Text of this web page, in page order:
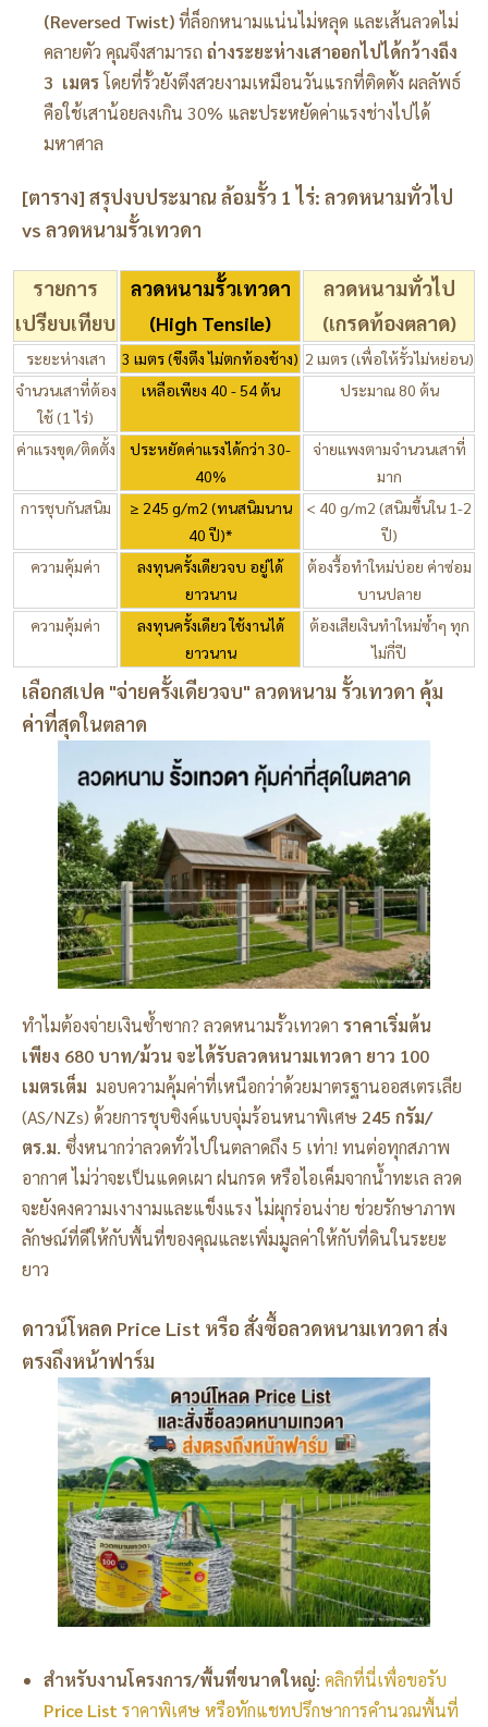
(Reversed Twist)ที่ล็อกหนามแน่นไม่หลุด และเส้นลวดไม่
คลายตัว คุณจึงสามารถ ถ่างระยะห่างเสาออกไปได้กว้างถึง
3 เมตรโดยที่รั้วยังตึงสวยงามเหมือนวันแรกที่ติดตั้ง ผลลัพธ์
คือใช้เสาน้อยลงเกิน 30% และประหยัดค่าแรงช่างไปได้
มหาศาล
[ตาราง] สรุปงบประมาณ ล้อมรั้ว 1 ไร่: ลวดหนามทั่วไป
vs ลวดหนามรั้วเทวดา
รายการ
เปรียบเทียบ
ลวดหนามรั้วเทวดา
(High Tensile)
ลวดหนามทั่วไป
(เกรดท้องตลาด)
ระยะห่างเสา 3 เมตร (ขึงตึง ไม่ตกท้องช้าง) 2 เมตร (เพื่อให้รั้วไม่หย่อน)
จำนวนเสาที่ต้อง
ใช้ (1 ไร่)
เหลือเพียง 40 - 54 ต้น ประมาณ 80 ต้น
ค่าแรงขุด/ติดตั้ง
ประหยัดค่าแรงได้กว่า 30-
40%
จ่ายแพงตามจำนวนเสาที่
มาก
การชุบกันสนิม
≥ 245 g/m2 (ทนสนิมนาน
40 ปี)*
< 40 g/m2 (สนิมขึ้นใน 1-2
ปี)
ความคุ้มค่า
ลงทุนครั้งเดียวจบ อยู่ได้
ยาวนาน
ต้องรื้อทำใหม่บ่อย ค่าซ่อม
บานปลาย
ความคุ้มค่า
ลงทุนครั้งเดียว ใช้งานได้
ยาวนาน
ต้องเสียเงินทำใหม่ซ้ำๆ ทุก
ไม่กี่ปี
เลือกสเปค "จ่ายครั้งเดียวจบ" ลวดหนาม รั้วเทวดา คุ้ม
ค่าที่สุดในตลาด
ทำไมต้องจ่ายเงินซ้ำซาก? ลวดหนามรั้วเทวดา ราคาเริ่มต้น
เพียง 680 บาท/ม้วน จะได้รับลวดหนามเทวดา ยาว 100
เมตรเต็ม มอบความคุ้มค่าที่เหนือกว่าด้วยมาตรฐานออสเตรเลีย
(AS/NZs) ด้วยการชุบซิงค์แบบจุ่มร้อนหนาพิเศษ 245 กรัม/
ตร.ม. ซึ่งหนากว่าลวดทั่วไปในตลาดถึง 5 เท่า! ทนต่อทุกสภาพ
อากาศ ไม่ว่าจะเป็นแดดเผา ฝนกรด หรือไอเค็มจากน้ำทะเล ลวด
จะยังคงความเงางามและแข็งแรง ไม่ผุกร่อนง่าย ช่วยรักษาภาพ
ลักษณ์ที่ดีให้กับพื้นที่ของคุณและเพิ่มมูลค่าให้กับที่ดินในระยะ
ยาว
ดาวน์โหลด Price List หรือ สั่งซื้อลวดหนามเทวดา ส่ง
ตรงถึงหน้าฟาร์ม
สำหรับงานโครงการ/พื้นที่ขนาดใหญ่: คลิกที่นี่เพื่อขอรับ
Price List ราคาพิเศษ หรือทักแชทปรึกษาการคำนวณพื้นที่